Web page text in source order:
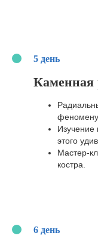
5 день
Каменная
Изучение
этого
Мастер-
костра.
6 день